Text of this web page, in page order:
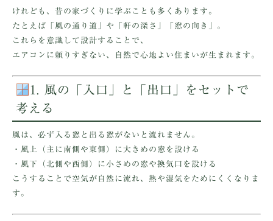
けれども、昔の家づくりに学ぶことも多くあります。
たとえば「風の通り道」や「軒の深さ」「窓の向き」。
これらを意識して設計することで、
エアコンに頼りすぎない、自然で心地よい住まいが生まれます。
1. 風の「入口」と「出口」をセットで
考える
風は、必ず 入る窓と出る窓がないと流れません。
・風上（主に南側や東側）に 大きめの窓 を設ける
・風下（北側や西側）に小さめの窓や換気口 を設ける
こうすることで空気が自然に流れ、熱や湿気をためにくくなりま
す。